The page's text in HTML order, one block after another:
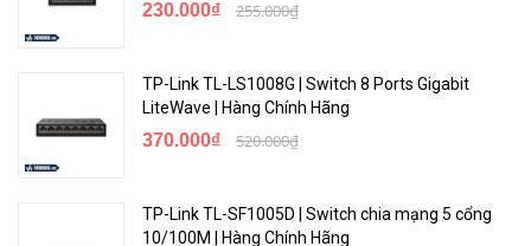
230.000₫ 255.000₫
TP-Link TL-LS1008G | Switch 8 Ports Gigabit
LiteWave | Hàng Chính Hãng
370.000₫ 520.000₫
TP-Link TL-SF1005D | Switch chia mạng 5 cổng
10/100M | Hàng Chính Hãng